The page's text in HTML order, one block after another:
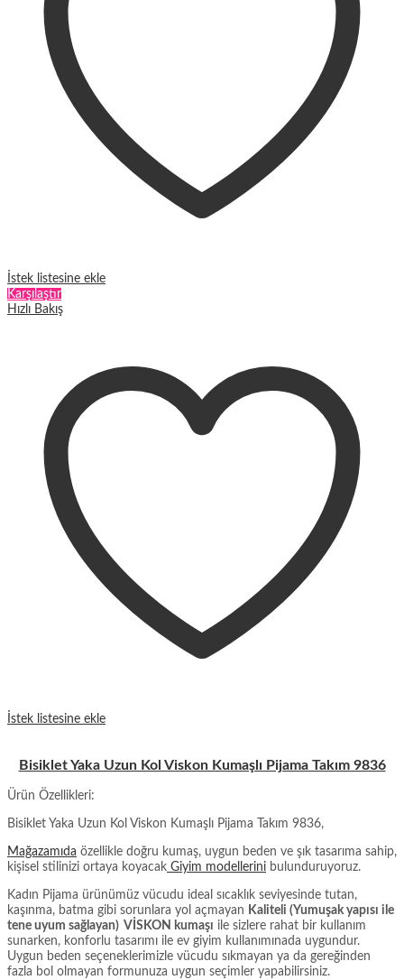
seçilebilir
İstek listesine ekle
Karşılaştır
Hızlı Bakış
İstek listesine ekle
Bisiklet Yaka Uzun Kol Viskon Kumaşlı Pijama Takım 9836
Ürün Özellikleri:
Bisiklet Yaka Uzun Kol Viskon Kumaşlı Pijama Takım 9836,
Mağazamıda özellikle doğru kumaş, uygun beden ve şık tasarıma sahip,
kişisel stilinizi ortaya koyacak Giyim modellerini bulunduruyoruz.
Kadın Pijama ürünümüz vücudu ideal sıcaklık seviyesinde tutan,
kaşınma, batma gibi sorunlara yol açmayan Kaliteli (Yumuşak yapısı ile
tene uyum sağlayan) VİSKON kumaşı ile sizlere rahat bir kullanım
sunarken, konforlu tasarımı ile ev giyim kullanımınada uygundur.
Uygun beden seçeneklerimizle vücudu sıkmayan ya da gereğinden
fazla bol olmayan formunuza uygun seçimler yapabilirsiniz.